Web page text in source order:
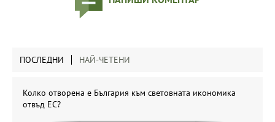
ПОСЛЕДНИ НАЙ-ЧЕТЕНИ
Колко отворена е България към световната икономика
отвъд ЕС?